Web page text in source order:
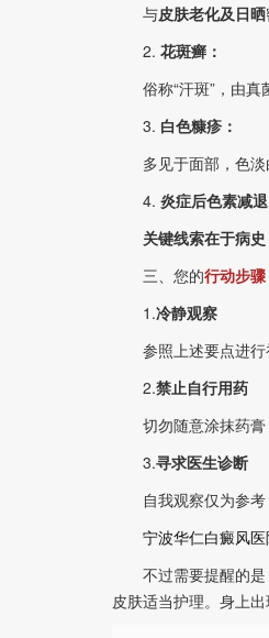
与皮肤老化及日晒
2. 花斑癣：
俗称“汗斑”，由真
3. 白色糠疹：
多见于面部，色淡
4. 炎症后色素减退
关键线索在于病史
三、您的行动步骤
1.冷静观察
参照上述要点进行
2.禁止自行用药
切勿随意涂抹药膏
3.寻求医生诊断
自我观察仅为参考
宁波华仁白癜风
不过需要提醒的是
皮肤适当护理。身上